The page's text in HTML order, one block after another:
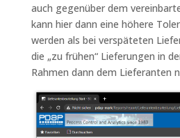
auch gegenüber dem
kann hier dann eine höhere
werden als bei verspäteten
die „zu frühen“ Lieferungen in
Rahmen dann dem Lieferanten